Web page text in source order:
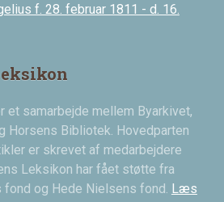
f. 28. februar 1811 - d. 16.
et samarbejde mellem Byarkivet,
Horsens Bibliotek. Hovedparten
er skrevet af medarbejdere
Leksikon har fået støtte fra
og Hede Nielsens fond. Læs